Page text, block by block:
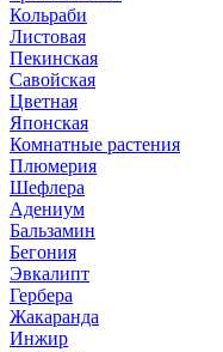
Кольраби
Листовая
Пекинская
Савойская
Цветная
Японская
Комнатные растения
Плюмерия
Шефлера
Адениум
Бальзамин
Бегония
Эвкалипт
Гербера
Жакаранда
Инжир